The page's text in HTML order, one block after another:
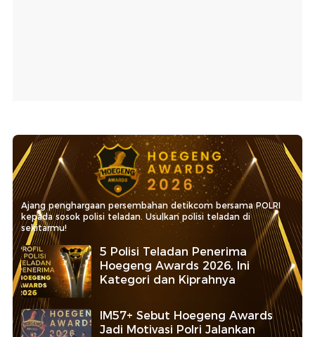
Ajang penghargaan persembahan detikcom bersama POLRI
kepada sosok polisi teladan. Usulkan polisi teladan di
sekitarmu!
5 Polisi Teladan Penerima
Hoegeng Awards 2026, Ini
Kategori dan Kiprahnya
IM57+ Sebut Hoegeng Awards
Jadi Motivasi Polri Jalankan